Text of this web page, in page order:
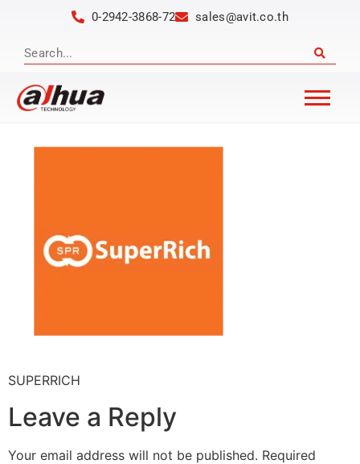
0-2942-3868-72 sales@avit.co.th
SUPERRICH
Leave a Reply
Your email address will not be published. Required